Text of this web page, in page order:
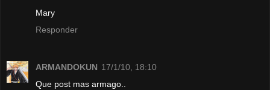
Mary
Responder
ARMANDOKUN 17/1/10, 18:10
Que post mas armago..